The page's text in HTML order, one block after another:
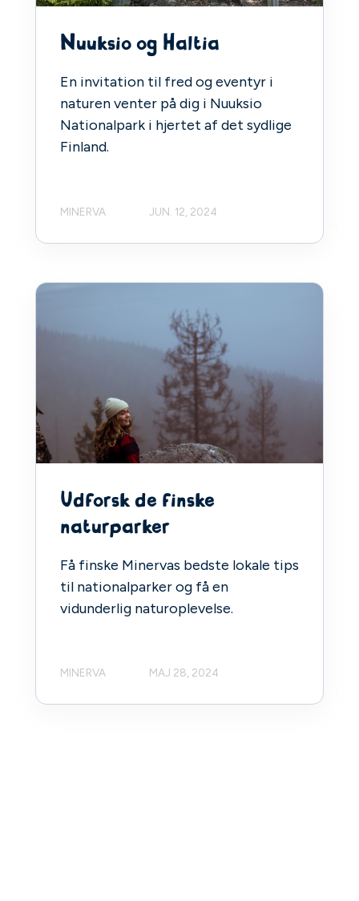
Nuuksio og Haltia
En invitation til fred og eventyr i
naturen venter på dig i Nuuksio
Nationalpark i hjertet af det sydlige
Finland.
MINERVA JUN. 12, 2024
Udforsk de finske
naturparker
Få finske Minervas bedste lokale tips
til nationalparker og få en
vidunderlig naturoplevelse.
MINERVA MAJ 28, 2024